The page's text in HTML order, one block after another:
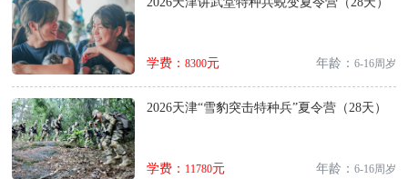
学费： 8300元 年龄： 6-16周岁
2026天津“雪豹突击特种兵”夏令营（28天）
学费： 11780元 年龄： 6-16周岁